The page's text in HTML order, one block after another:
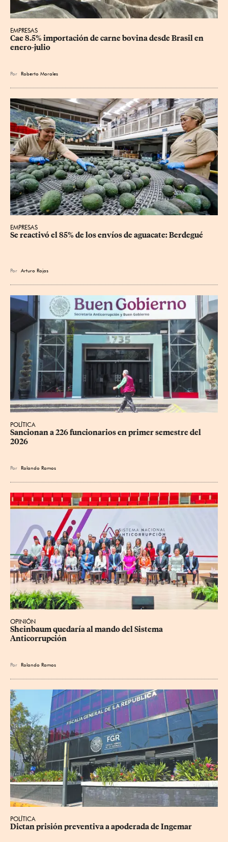
EMPRESAS
Cae 8.5% importación de carne bovina desde Brasil en
enero-julio
Por Roberto Morales
EMPRESAS
Se reactivó el 85% de los envíos de aguacate: Berdegué
Por Arturo Rojas
POLÍTICA
Sancionan a 226 funcionarios en primer semestre del
2026
Por Rolando Ramos
OPINIÓN
Sheinbaum quedaría al mando del Sistema
Anticorrupción
Por Rolando Ramos
POLÍTICA
Dictan prisión preventiva a apoderada de Ingemar